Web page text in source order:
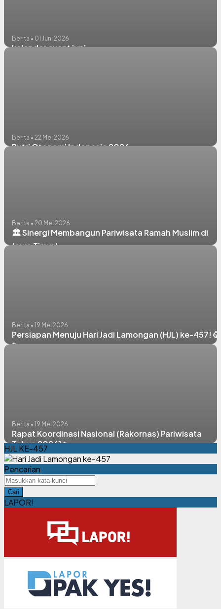
Berita • 01 Juni 2026
kalender event juni
Berita • 22 Mei 2026
Putri Otonomi Indonesia 2026
Berita • 20 Mei 2026
🏛️ Sinergi Membangun Pariwisata Ramah Muslim di
Jawa Timur!
Berita • 19 Mei 2026
Persiapan Menuju Hari Jadi Lamongan (HJL) ke-457! 🥳
✨
Berita • 19 Mei 2026
Rapat Koordinasi Nasional (Rakornas) Pariwisata
Tahun 2026] ✨
HJL KE-457
Pencarian
Cari
LAPOR!